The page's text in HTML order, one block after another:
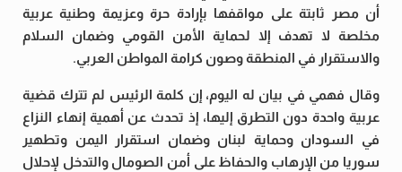
أن مصر ثابتة على مواقفها بإرادة حرة وعزيمة وطنية عربية
مخلصة لا تهدف إلا لحماية الأمن القومي وضمان السلام
والاستقرار في المنطقة وصون كرامة المواطن العربي.
وقال فهمي في بيان له اليوم، إن كلمة الرئيس لم تترك قضية
عربية واحدة دون التطرق إليها، إذ تحدث عن أهمية إنهاء النزاع
في السودان وحماية لبنان وضمان استقرار اليمن وتطهير
سوريا من الإرهاب والحفاظ على أمن الصومال والتدخل لإحلال